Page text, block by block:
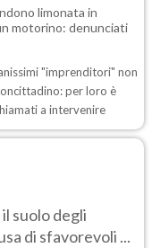
limonata in
motorino: denunciati
"imprenditori" non
per loro è
a intervenire
suolo degli
di sfavorevoli ...